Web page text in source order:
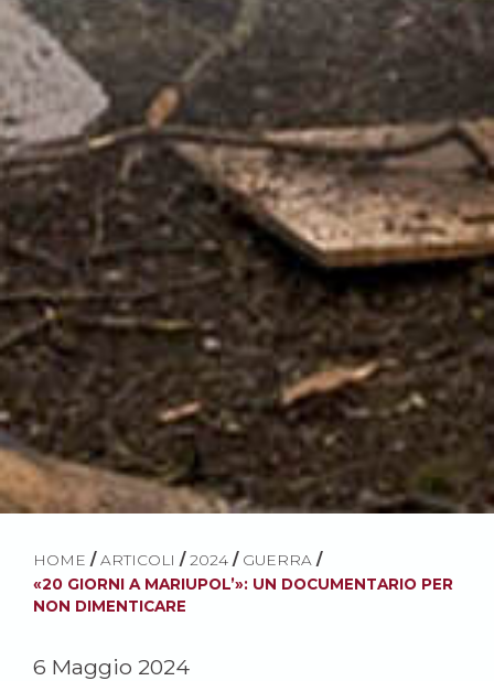
HOME / ARTICOLI / 2024 / GUERRA /
«20 GIORNI A MARIUPOL’»: UN DOCUMENTARIO PER
NON DIMENTICARE
6 Maggio 2024